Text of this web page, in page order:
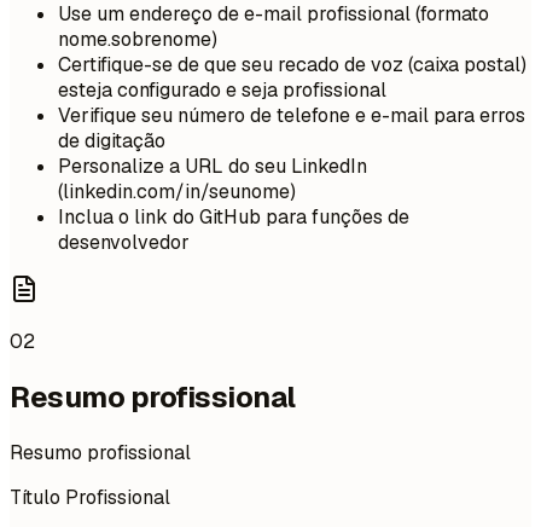
Use um endereço de e-mail profissional (formato
nome.sobrenome)
Certifique-se de que seu recado de voz (caixa postal)
esteja configurado e seja profissional
Verifique seu número de telefone e e-mail para erros
de digitação
Personalize a URL do seu LinkedIn
(linkedin.com/in/seunome)
Inclua o link do GitHub para funções de
desenvolvedor
02
Resumo profissional
Resumo profissional
Título Profissional